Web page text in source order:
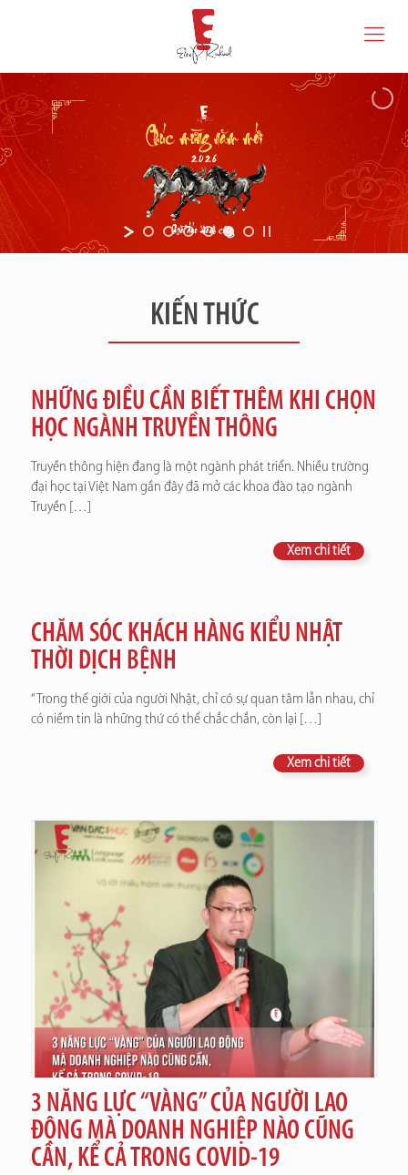
KIẾN THỨC
NHỮNG ĐIỀU CẦN BIẾT THÊM KHI CHỌN
HỌC NGÀNH TRUYỀN THÔNG
Truyền thông hiện đang là một ngành phát triển. Nhiều trường
đại học tại Việt Nam gần đây đã mở các khoa đào tạo ngành
Truyền […]
Xem chi tiết
CHĂM SÓC KHÁCH HÀNG KIỂU NHẬT
THỜI DỊCH BỆNH
“Trong thế giới của người Nhật, chỉ có sự quan tâm lẫn nhau, chỉ
có niềm tin là những thứ có thể chắc chắn, còn lại […]
Xem chi tiết
3 NĂNG LỰC “VÀNG” CỦA NGƯỜI LAO
ĐỘNG MÀ DOANH NGHIỆP NÀO CŨNG
CẦN, KỂ CẢ TRONG COVID-19